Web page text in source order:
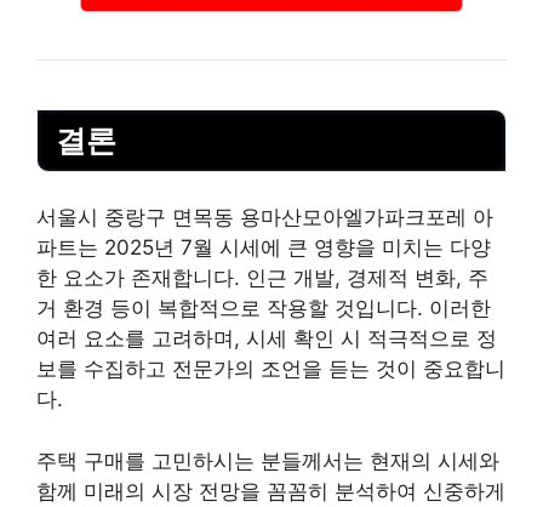
결론
서울시 중랑구 면목동 용마산모아엘가파크포레 아
파트는 2025년 7월 시세에 큰 영향을 미치는 다양
한 요소가 존재합니다. 인근 개발, 경제적 변화, 주
거 환경 등이 복합적으로 작용할 것입니다. 이러한
여러 요소를 고려하며, 시세 확인 시 적극적으로 정
보를 수집하고 전문가의 조언을 듣는 것이 중요합니
다.
주택 구매를 고민하시는 분들께서는 현재의 시세와
함께 미래의 시장 전망을 꼼꼼히 분석하여 신중하게